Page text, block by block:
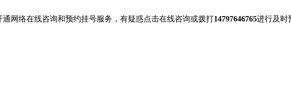
网络在线咨询和预约挂号服务，有疑惑点击在线咨询或拨打14797646765进行及时